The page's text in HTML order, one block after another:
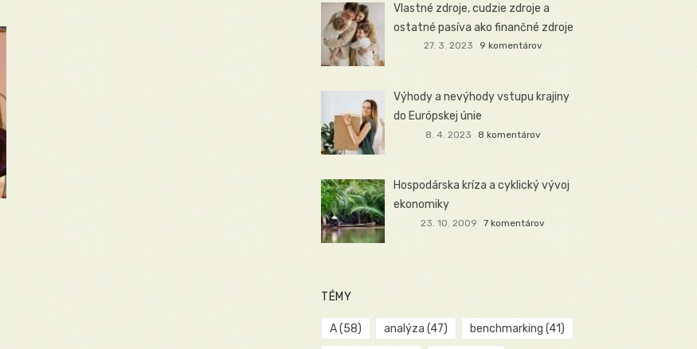
Vlastné zdroje, cudzie zdroje a
ostatné pasíva ako finančné zdroje
27. 3. 2023 9 komentárov
Výhody a nevýhody vstupu krajiny
do Európskej únie
8. 4. 2023 8 komentárov
Hospodárska kríza a cyklický vývoj
ekonomiky
23. 10. 2009 7 komentárov
TÉMY
A(58) analýza (47) benchmarking (41)